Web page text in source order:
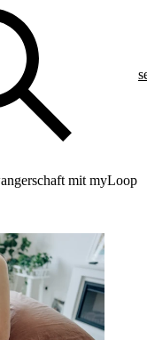
mit myLoop